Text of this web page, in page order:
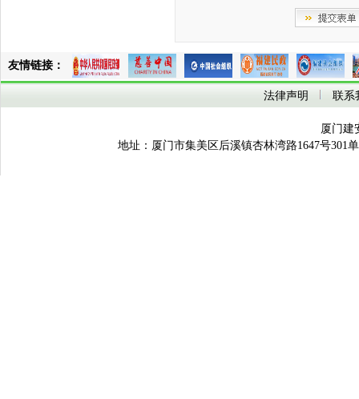
友情链接：
法律声明 联系
厦门建
地址：厦门市集美区后溪镇杏林湾路1647号301